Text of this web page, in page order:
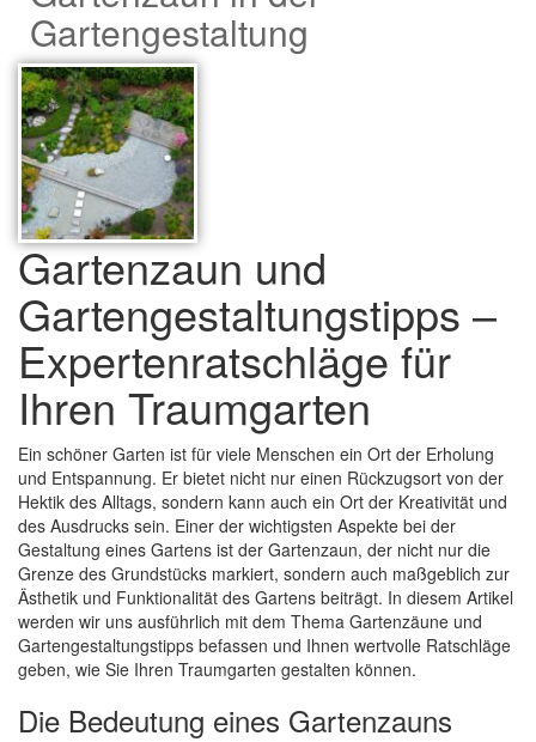
Gartengestaltung
Gartenzaun und
Gartengestaltungstipps –
Expertenratschläge für
Ihren Traumgarten
Ein schöner Garten ist für viele Menschen ein Ort der Erholung
und Entspannung. Er bietet nicht nur einen Rückzugsort von der
Hektik des Alltags, sondern kann auch ein Ort der Kreativität und
des Ausdrucks sein. Einer der wichtigsten Aspekte bei der
Gestaltung eines Gartens ist der Gartenzaun, der nicht nur die
Grenze des Grundstücks markiert, sondern auch maßgeblich zur
Ästhetik und Funktionalität des Gartens beiträgt. In diesem Artikel
werden wir uns ausführlich mit dem Thema Gartenzäune und
Gartengestaltungstipps befassen und Ihnen wertvolle Ratschläge
geben, wie Sie Ihren Traumgarten gestalten können.
Die Bedeutung eines Gartenzauns